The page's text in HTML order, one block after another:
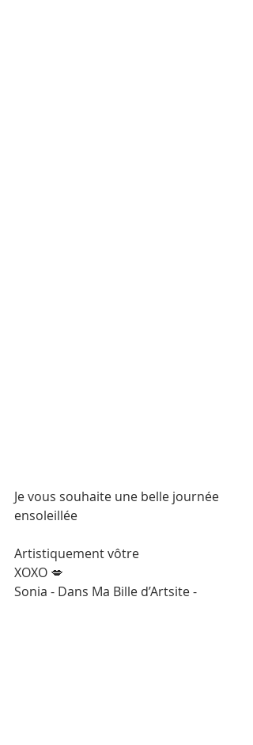
Je vous souhaite une belle journée
ensoleillée
Artistiquement vôtre
XOXO 💋
Sonia - Dans Ma Bille d’Artsite -